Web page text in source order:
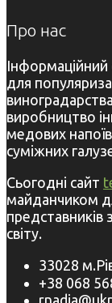
Про нас
для
виробництво
медових
суміжних
Сьогодні сайт
майданчиком
представників
світу.
33028
+38 068